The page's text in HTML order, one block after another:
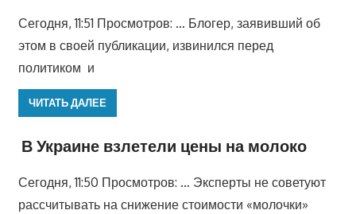
Сегодня, 11:51 Просмотров: … Блогер, заявивший об
этом в своей публикации, извинился перед
политиком и
ЧИТАТЬ ДАЛЕЕ
В Украине взлетели цены на молоко
Сегодня, 11:50 Просмотров: … Эксперты не советуют
рассчитывать на снижение стоимости «молочки»